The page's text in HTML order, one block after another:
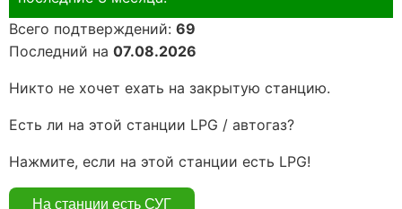
Всего подтверждений: 69
Последний на 07.08.2026
Никто не хочет ехать на закрытую станцию.
Есть ли на этой станции LPG / автогаз?
Нажмите, если на этой станции есть LPG!